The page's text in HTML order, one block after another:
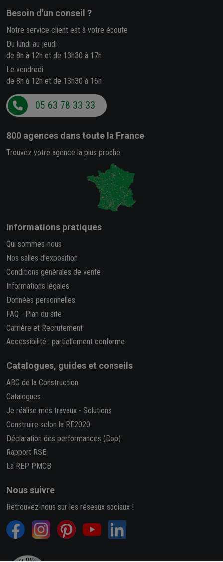
Besoin d'un conseil ?
Notre service client est à votre écoute
Du lundi au jeudi
de 8h à 12h et de 13h30 à 17h
Le vendredi
de 8h à 12h et de 13h30 à 16h
05 63 78 33 33
800 agences dans toute la France
Trouvez votre agence la plus proche
Informations pratiques
Qui sommes-nous
Nos salles d'exposition
Conditions générales de vente
Informations légales
Données personnelles
FAQ - Plan du site
Carrière et Recrutement
Accessibilité : partiellement conforme
Catalogues, guides et conseils
ABC de la Construction
Catalogues
Je réalise mes travaux - Solutions
Construire selon la RE2020
Déclaration des performances (Dop)
Rapport RSE
La REP PMCB
Nous suivre
Retrouvez-nous sur les réseaux sociaux !